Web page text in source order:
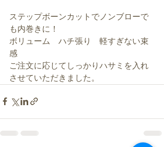
ステップボーンカットでノンブローで
も内巻きに！
ボリューム　ハチ張り　軽すぎない束
感
ご注文に応じてしっかりハサミを入れ
させていただきました。